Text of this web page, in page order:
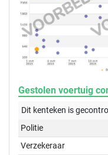
Gestolen voertuig
Dit kenteken is
Politie
Verzekeraar